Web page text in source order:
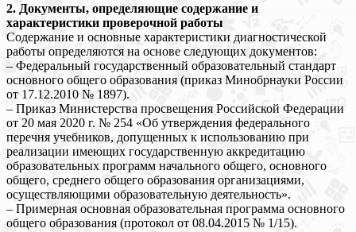
2. Документы, определяющие содержание и
характеристики проверочной работы
Содержание и основные характеристики диагностической
работы определяются на основе следующих документов:
– Федеральный государственный образовательный стандарт
основного общего образования (приказ Минобрнауки России
от 17.12.2010 № 1897).
– Приказ Министерства просвещения Российской Федерации
от 20 мая 2020 г. № 254 «Об утверждения федерального
перечня учебников, допущенных к использованию при
реализации имеющих государственную аккредитацию
образовательных программ начального общего, основного
общего, среднего общего образования организациями,
осуществляющими образовательную деятельность».
– Примерная основная образовательная программа основного
общего образования (протокол от 08.04.2015 № 1/15).